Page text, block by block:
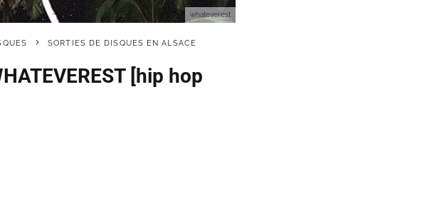
whateverest
SORTIES DE DISQUES EN ALSACE
[hip hop